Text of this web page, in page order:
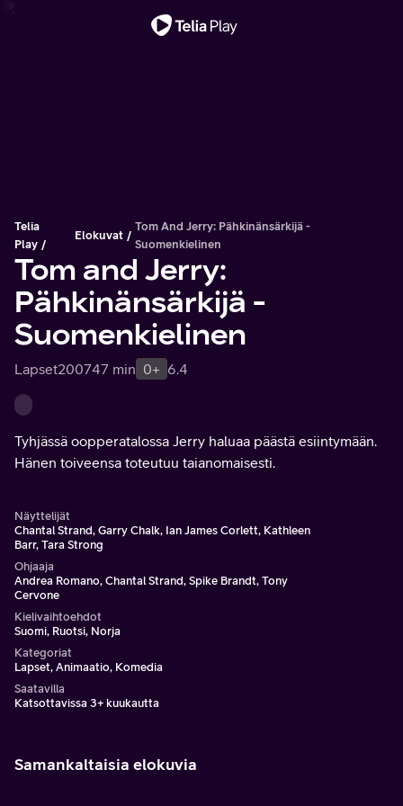
Telia
Play
Elokuvat
Tom And Jerry: Pähkinänsärkijä -
Suomenkielinen
Tom and Jerry:
Pähkinänsärkijä -
Suomenkielinen
Lapset200747 min 0+ 6.4
Tyhjässä oopperatalossa Jerry haluaa päästä esiintymään.
Hänen toiveensa toteutuu taianomaisesti.
Näyttelijät
Chantal Strand, Garry Chalk, Ian James Corlett, Kathleen
Barr, Tara Strong
Ohjaaja
Andrea Romano, Chantal Strand, Spike Brandt, Tony
Cervone
Kielivaihtoehdot
Suomi, Ruotsi, Norja
Kategoriat
Lapset, Animaatio, Komedia
Saatavilla
Katsottavissa 3+ kuukautta
Samankaltaisia elokuvia